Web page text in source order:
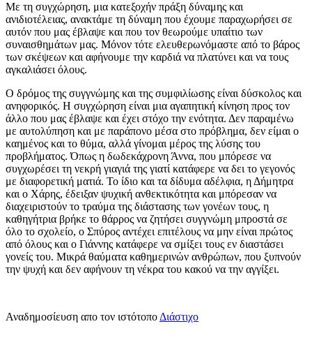
Με τη συγχώρηση, μια κατεξοχήν πράξη δύναμης και
ανιδιοτέλειας, ανακτάμε τη δύναμη που έχουμε παραχωρήσει σε
αυτόν που μας έβλαψε και που τον θεωρούμε υπαίτιο των
συναισθημάτων μας. Μόνον τότε ελευθερωνόμαστε από το βάρος
των σκέψεων και αφήνουμε την καρδιά να πλατύνει και να τους
αγκαλιάσει όλους.
Ο δρόμος της συγγνώμης και της συμφιλίωσης είναι δύσκολος και
ανηφορικός. Η συγχώρηση είναι μια αγαπητική κίνηση προς τον
άλλο που μας έβλαψε και έχει στόχο την ενότητα. Δεν παραμένω
με αυτολύπηση και με παράπονο μέσα στο πρόβλημα, δεν είμαι ο
καημένος και το θύμα, αλλά γίνομαι μέρος της λύσης του
προβλήματος. Όπως η δωδεκάχρονη Άννα, που μπόρεσε να
συγχωρέσει τη νεκρή γιαγιά της γιατί κατάφερε να δει το γεγονός
με διαφορετική ματιά. Το ίδιο και τα δίδυμα αδέλφια, η Δήμητρα
και ο Χάρης, έδειξαν ψυχική ανθεκτικότητα και μπόρεσαν να
διαχειριστούν το τραύμα της διάστασης των γονέων τους, η
καθηγήτρια βρήκε το θάρρος να ζητήσει συγγνώμη μπροστά σε
όλο το σχολείο, ο Σπύρος αντέχει επιτέλους να μην είναι πρώτος
από όλους και ο Γιάννης κατάφερε να σμίξει τους εν διαστάσει
γονείς του. Μικρά θαύματα καθημερινών ανθρώπων, που ξυπνούν
την ψυχή και δεν αφήνουν τη νέκρα του κακού να την αγγίξει.
Αναδημοσίευση απο τον ιστότοπο Διάστιχο